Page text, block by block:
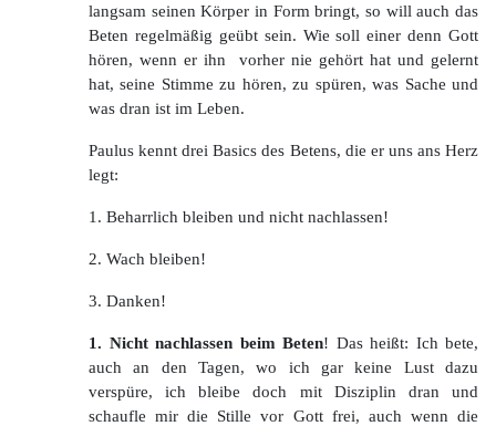
langsam seinen Körper in Form bringt, so will auch das
Beten regelmäßig geübt sein. Wie soll einer denn Gott
hören, wenn er ihn vorher nie gehört hat und gelernt
hat, seine Stimme zu hören, zu spüren, was Sache und
was dran ist im Leben.
Paulus kennt drei Basics des Betens, die er uns ans Herz
legt:
1. Beharrlich bleiben und nicht nachlassen!
2. Wach bleiben!
3. Danken!
1. Nicht nachlassen beim Beten! Das heißt: Ich bete,
auch an den Tagen, wo ich gar keine Lust dazu
verspüre, ich bleibe doch mit Disziplin dran und
schaufle mir die Stille vor Gott frei, auch wenn die